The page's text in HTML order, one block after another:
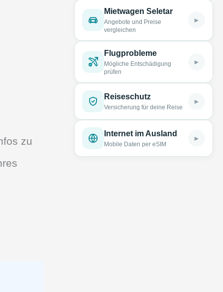
zu
Mietwagen Seletar
Angebote und Preise
vergleichen
►
Flugprobleme
Mögliche Entschädigung
prüfen
►
Reiseschutz
Versicherung für deine Reise
►
Internet im Ausland
Mobile Daten per eSIM
►